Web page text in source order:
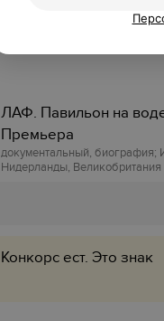
ЛАФ. Павильон на
Премьера
документальный, биография;
Нидерланды,
Конкорс ест. Это знак